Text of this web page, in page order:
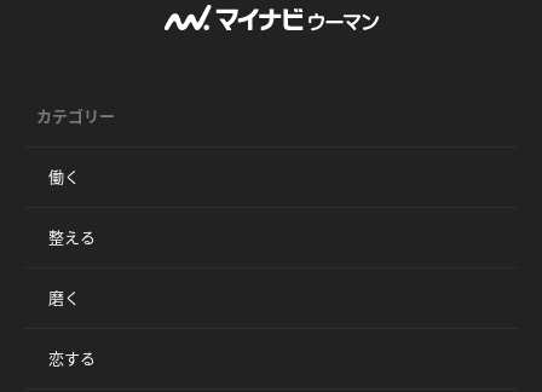
カテゴリー
働く
整える
磨く
恋する